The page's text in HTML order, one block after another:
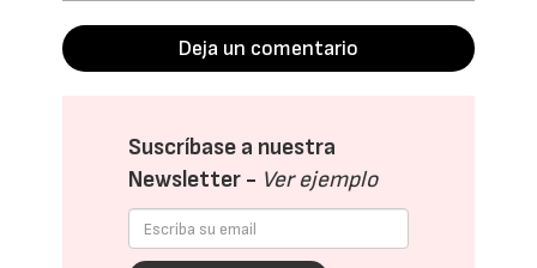
Deja un comentario
Suscríbase a nuestra
Newsletter - Ver ejemplo